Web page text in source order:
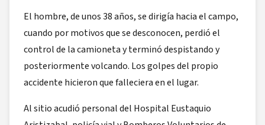
El hombre, de unos 38 años, se dirigía hacia el campo,
cuando por motivos que se desconocen, perdió el
control de la camioneta y terminó despistando y
posteriormente volcando. Los golpes del propio
accidente hicieron que falleciera en el lugar.
Al sitio acudió personal del Hospital Eustaquio